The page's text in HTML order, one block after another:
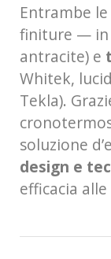
Entrambe
finiture — in
antracite) e
Whitek,
Tekla).
soluzione
design e
efficacia